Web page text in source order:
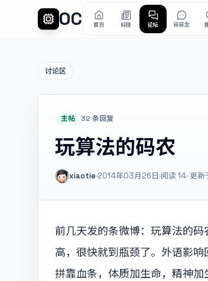
OC 首页 科技 论坛 碎碎念
讨论区
主帖 32 条回复
玩算法的码农
xiaotie·2014年03月26日·阅读 14· 更
前几天发的条微博：玩算法的
高，很快就到瓶颈了。外语影
拼靠血条，体质加生命，精神加